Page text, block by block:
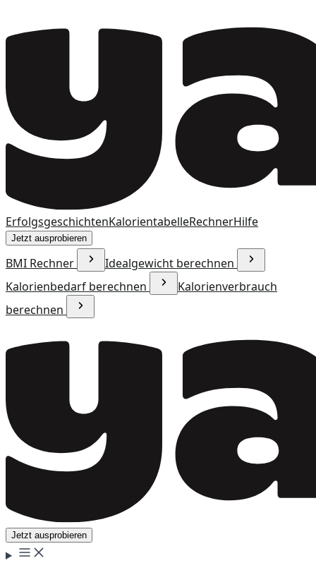
ErfolgsgeschichtenKalorientabelleRechnerHilfe
Jetzt ausprobieren
BMI Rechner
Idealgewicht berechnen
Kalorienbedarf berechnen
Kalorienverbrauch
berechnen
Jetzt ausprobieren